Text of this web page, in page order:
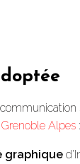
Alpes :
graphique